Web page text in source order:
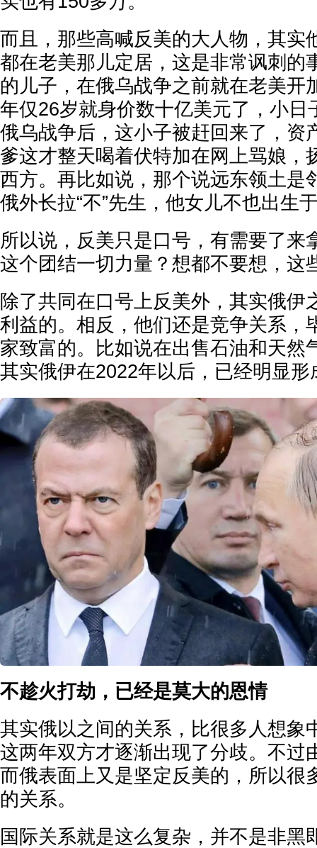
而且，那些高喊反美的大人物，其实
都在老美那儿定居，这是非常讽刺的
的儿子，在俄乌战争之前就在老美开
年仅26岁就身价数十亿美元了，小日
俄乌战争后，这小子被赶回来了，资
爹这才整天喝着伏特加在网上骂娘，
西方。再比如说，那个说远东领土是
俄外长拉“不”先生，他女儿不也出生
所以说，反美只是口号，有需要了来
这个团结一切力量？想都不要想，这
除了共同在口号上反美外，其实俄伊
利益的。相反，他们还是竞争关系，
家致富的。比如说在出售石油和天然
其实俄伊在2022年以后，已经明显形
不趁火打劫，已经是莫大的恩情
其实俄以之间的关系，比很多人想象
这两年双方才逐渐出现了分歧。不过
而俄表面上又是坚定反美的，所以很
的关系。
国际关系就是这么复杂，并不是非黑